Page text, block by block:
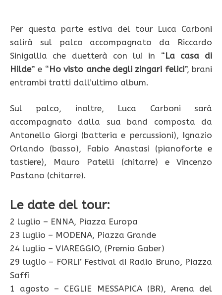
Per questa parte estiva del tour Luca Carboni
salirà sul palco accompagnato da Riccardo
Sinigallia che duetterà con lui in “La casa di
Hilde” e “Ho visto anche degli zingari felici”, brani
entrambi tratti dall’ultimo album.
Sul palco, inoltre, Luca Carboni sarà
accompagnato dalla sua band composta da
Antonello Giorgi (batteria e percussioni), Ignazio
Orlando (basso), Fabio Anastasi (pianoforte e
tastiere), Mauro Patelli (chitarre) e Vincenzo
Pastano (chitarre).
Le date del tour:
2 luglio – ENNA, Piazza Europa
23 luglio – MODENA, Piazza Grande
24 luglio – VIAREGGIO, (Premio Gaber)
29 luglio – FORLI’ Festival di Radio Bruno, Piazza
Saffi
1 agosto – CEGLIE MESSAPICA (BR), Arena del